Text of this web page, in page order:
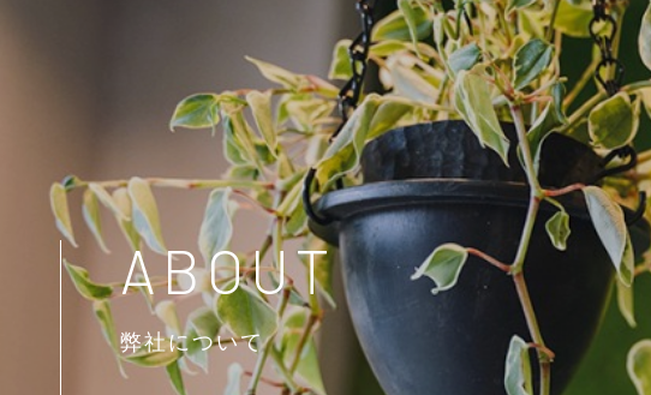
ABOUT
弊社について